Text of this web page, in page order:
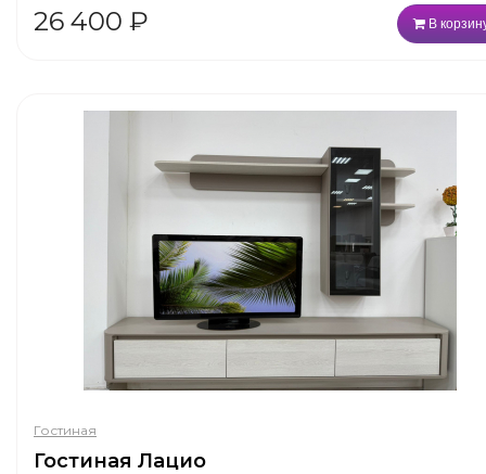
26 400 ₽ В
Гостиная
Гостиная Лацио